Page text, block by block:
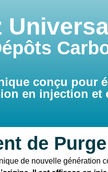
conçu pour
en injection et
de
de nouvelle génération